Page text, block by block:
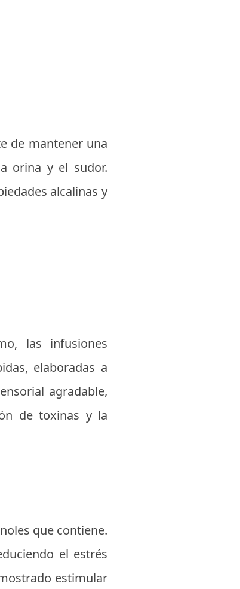
de mantener una
orina y el sudor.
alcalinas y
las infusiones
elaboradas a
agradable,
de toxinas y la
que contiene.
el estrés
estimular